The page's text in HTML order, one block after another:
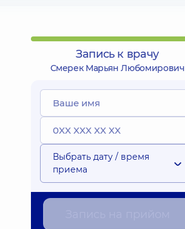
Запись к врачу
Смерек Марьян Любомирович
Выбрать дату / время
приема